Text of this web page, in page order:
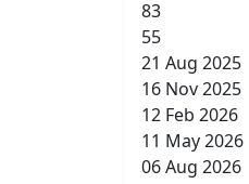
83
55
21 Aug 2025
16 Nov 2025
12 Feb 2026
11 May 2026
06 Aug 2026